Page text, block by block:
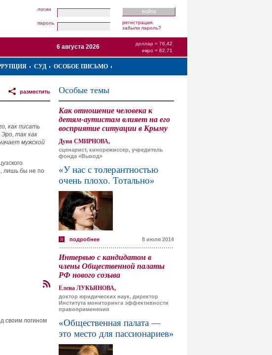
логин
пароль
регистрация
забыли пароль?
доллар = 76,42
евро = 82,71
6 августа 2026
СУД ОСОБОЕ ПИСЬМО
разместить
как писать
так как
мужской
лишь бы не по
своим логином
Особые темы
Как отношение человека к
детям-аутистам влияет на его
восприятие ситуации в Крыму
Дуня СМИРНОВА,
сценарист, кинорежиссер, учредитель
фонда «Выход»
«У нас с толерантностью
очень плохо. Тотально»
подробнее 8 июля 2014
Интервью с кандидатом в
члены Общественной палаты
РФ нового созыва
Елена ЛУКЬЯНОВА,
доктор юридических наук, директор
Института мониторинга эффективности
правоприменения
«Общественная палата —
это место для пассионариев»